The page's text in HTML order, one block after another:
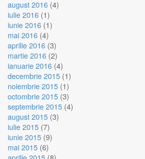
august 2016 (4)
iulie 2016 (1)
iunie 2016 (1)
mai 2016 (4)
aprilie 2016 (3)
martie 2016 (2)
ianuarie 2016 (4)
decembrie 2015 (1)
noiembrie 2015 (1)
octombrie 2015 (3)
septembrie 2015 (4)
august 2015 (3)
iulie 2015 (7)
iunie 2015 (9)
mai 2015 (6)